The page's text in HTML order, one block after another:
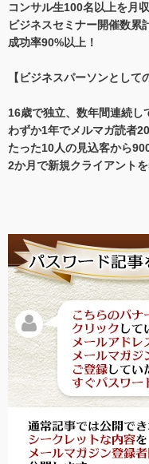
コンサル生100名以上を月
ビジネスセミナー開催数累
成功率90%以上！
【ビジネスパーソンとして
16歳で独立、数年間連続し
わずか1年でメルマガ読者
たった10人の見込客から
2か月で新規クライアント